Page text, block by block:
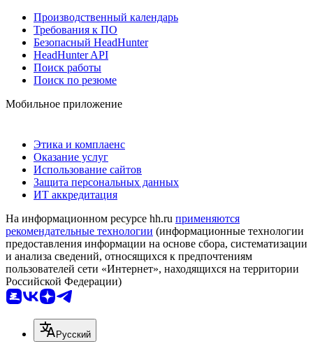
Производственный календарь
Требования к ПО
Безопасный HeadHunter
HeadHunter API
Поиск работы
Поиск по резюме
Мобильное приложение
Этика и комплаенс
Оказание услуг
Использование сайтов
Защита персональных данных
ИТ аккредитация
На информационном ресурсе hh.ru применяются
рекомендательные технологии (информационные технологии
предоставления информации на основе сбора, систематизации
и анализа сведений, относящихся к предпочтениям
пользователей сети «Интернет», находящихся на территории
Российской Федерации)
Русский